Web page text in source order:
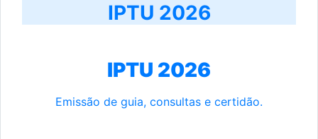
IPTU 2026
IPTU 2026
Emissão de guia, consultas e certidão.